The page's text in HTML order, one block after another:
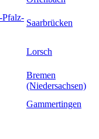
Pfalz-
Saarbrücken
Lorsch
Bremen
(Niedersachsen)
Gammertingen